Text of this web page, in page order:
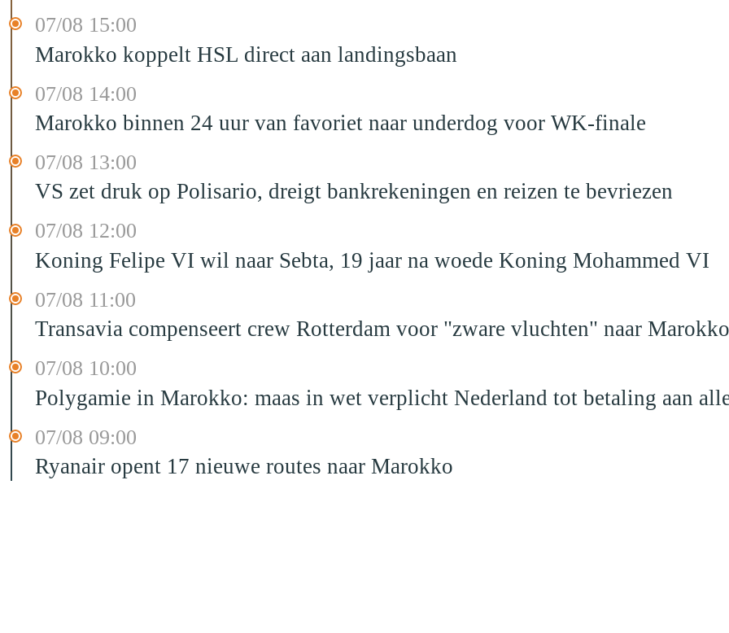
07/08 15:00
Marokko koppelt HSL direct aan landingsbaan
07/08 14:00
Marokko binnen 24 uur van favoriet naar underdog voor WK-finale
07/08 13:00
VS zet druk op Polisario, dreigt bankrekeningen en reizen te bevriezen
07/08 12:00
Koning Felipe VI wil naar Sebta, 19 jaar na woede Koning Mohammed VI
07/08 11:00
Transavia compenseert crew Rotterdam voor "zware vluchten" naar Marokko
07/08 10:00
Polygamie in Marokko: maas in wet verplicht Nederland tot betaling aan
07/08 09:00
Ryanair opent 17 nieuwe routes naar Marokko